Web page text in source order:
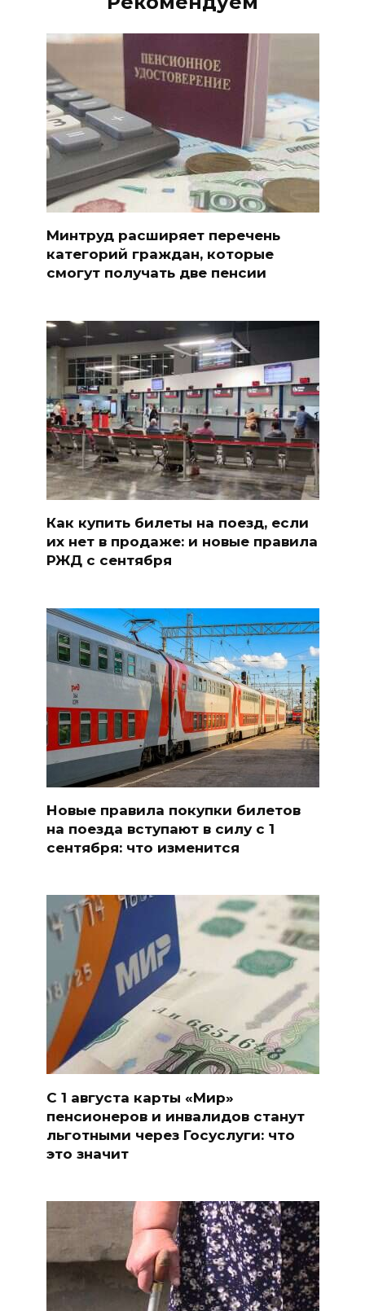
Минтруд расширяет перечень
категорий граждан, которые
смогут получать две пенсии
Как купить билеты на поезд, если
их нет в продаже: и новые правила
РЖД с сентября
Новые правила покупки билетов
на поезда вступают в силу с 1
сентября: что изменится
С 1 августа карты «Мир»
пенсионеров и инвалидов станут
льготными через Госуслуги: что
это значит